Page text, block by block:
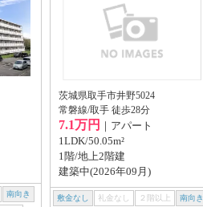
南向き
茨城県取手市井野5024
常磐線/取手 徒歩28分
7.1万円 ｜アパート
1LDK/50.05m²
1階/地上2階建
建築中(2026年09月)
敷金なし 礼金なし ２階以上 南向き